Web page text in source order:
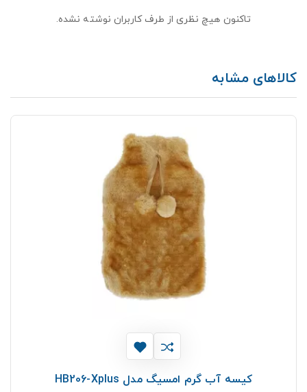
تاکنون هیچ نظری از طرف کاربران نوشته نشده.
کالاهای مشابه
کیسه آب گرم امسیگ مدل HB206-Xplus